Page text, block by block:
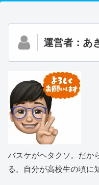
運営者：あ
バスケがヘタクソ。だか
る。自分が高校生の頃に